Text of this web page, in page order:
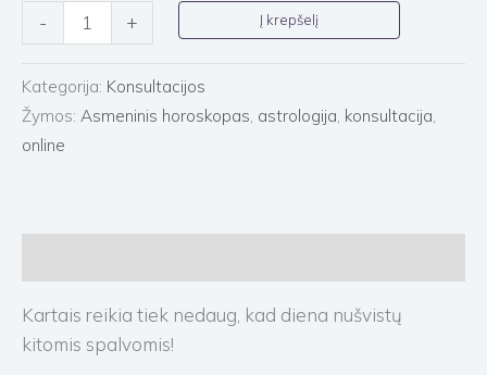
- + Į krepšelį
Kategorija: Konsultacijos
Žymos: Asmeninis horoskopas, astrologija, konsultacija,
online
Kartais reikia tiek nedaug, kad diena nušvistų
kitomis spalvomis!